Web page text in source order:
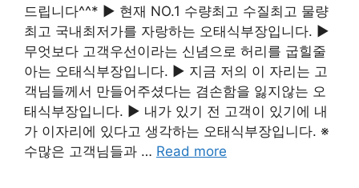
드립니다^^* ▶ 현재 NO.1 수량최고 수질최고 물량
최고 국내최저가를 자랑하는 오태식부장입니다. ▶
무엇보다 고객우선이라는 신념으로 허리를 굽힐줄
아는 오태식부장입니다. ▶ 지금 저의 이 자리는 고
객님들께서 만들어주셨다는 겸손함을 잃지않는 오
태식부장입니다. ▶ 내가 있기 전 고객이 있기에 내
가 이자리에 있다고 생각하는 오태식부장입니다. ※
수많은 고객님들과 … Read more